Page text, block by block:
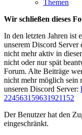
Themen
Wir schließen dieses
In den letzten Jahren ist
unserem Discord Server
nicht mehr aktiv in
nicht oder nur spät
Forum. Alte Beiträge
nicht mehr möglich sein
unseren Discord Server:
224563159631921152
Der Benutzer hat den
eingeschränkt.